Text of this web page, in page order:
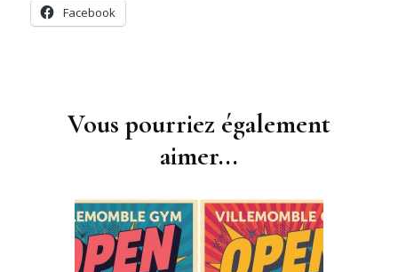
Facebook
Vous pourriez également
aimer...